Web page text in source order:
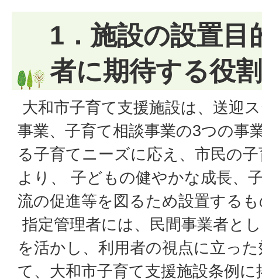
1．施設の設置目
者に期待する役割
大和市子育て支援施設は、送迎
事業、子育て相談事業の3つの事
る子育てニーズに応え、市民の
より、 子どもの健やかな成長、
流の促進等を図るため設置する
指定管理者には、民間事業者と
を活かし、利用者の視点に立っ
て、大和市子育て支援施設条例